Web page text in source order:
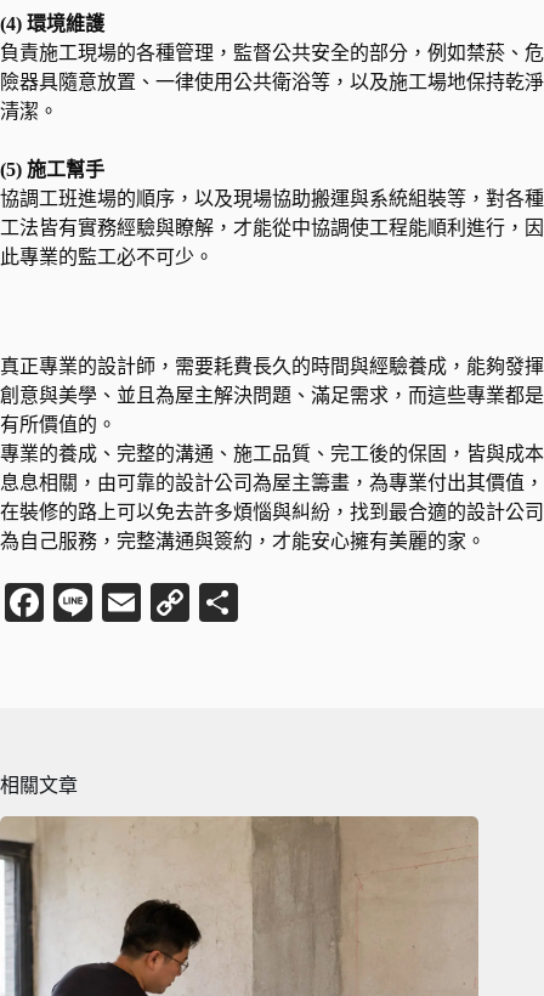
(4) 環境維護
負責施工現場的各種管理，監督公共安全的部分，例如禁菸、危
險器具隨意放置、一律使用公共衛浴等，以及施工場地保持乾淨
清潔。
(5) 施工幫手
協調工班進場的順序，以及現場協助搬運與系統組裝等，對各種
工法皆有實務經驗與瞭解，才能從中協調使工程能順利進行，因
此專業的監工必不可少。
真正專業的設計師，需要耗費長久的時間與經驗養成，能夠發揮
創意與美學、並且為屋主解決問題、滿足需求，而這些專業都是
有所價值的。
專業的養成、完整的溝通、施工品質、完工後的保固，皆與成本
息息相關，由可靠的設計公司為屋主籌畫，為專業付出其價值，
在裝修的路上可以免去許多煩惱與糾紛，找到最合適的設計公司
為自己服務，完整溝通與簽約，才能安心擁有美麗的家。
Fa Li
E
C
相關文章